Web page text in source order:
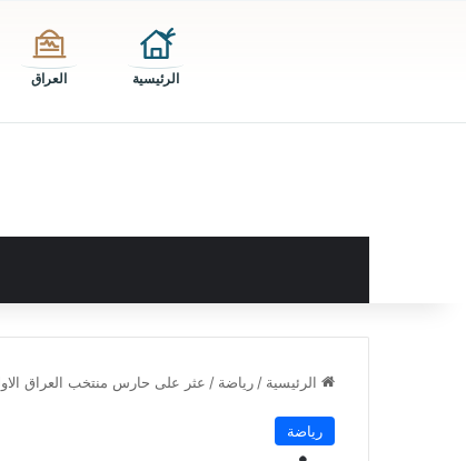
الرئيسية العراق
الرئيسية / رياضة / عثر على حارس منتخب العراق
رياضة